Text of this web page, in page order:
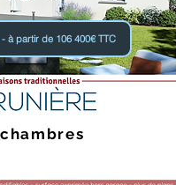
- à partir de 106 400€ TTC